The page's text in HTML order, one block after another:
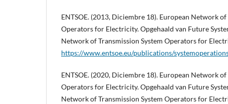
ENTSOE. (2013, Diciembre 18). European Network of
Operators for Electricity. Opgehaald van Future
Network of Transmission System Operators for
https://www.entsoe.eu/publications/
ENTSOE. (2020, Diciembre 18). European Network of
Operators for Electricity. Opgehaald van Future
Network of Transmission System Operators for